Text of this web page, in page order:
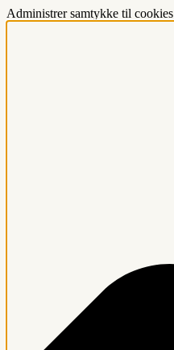
Administrer samtykke til cookies